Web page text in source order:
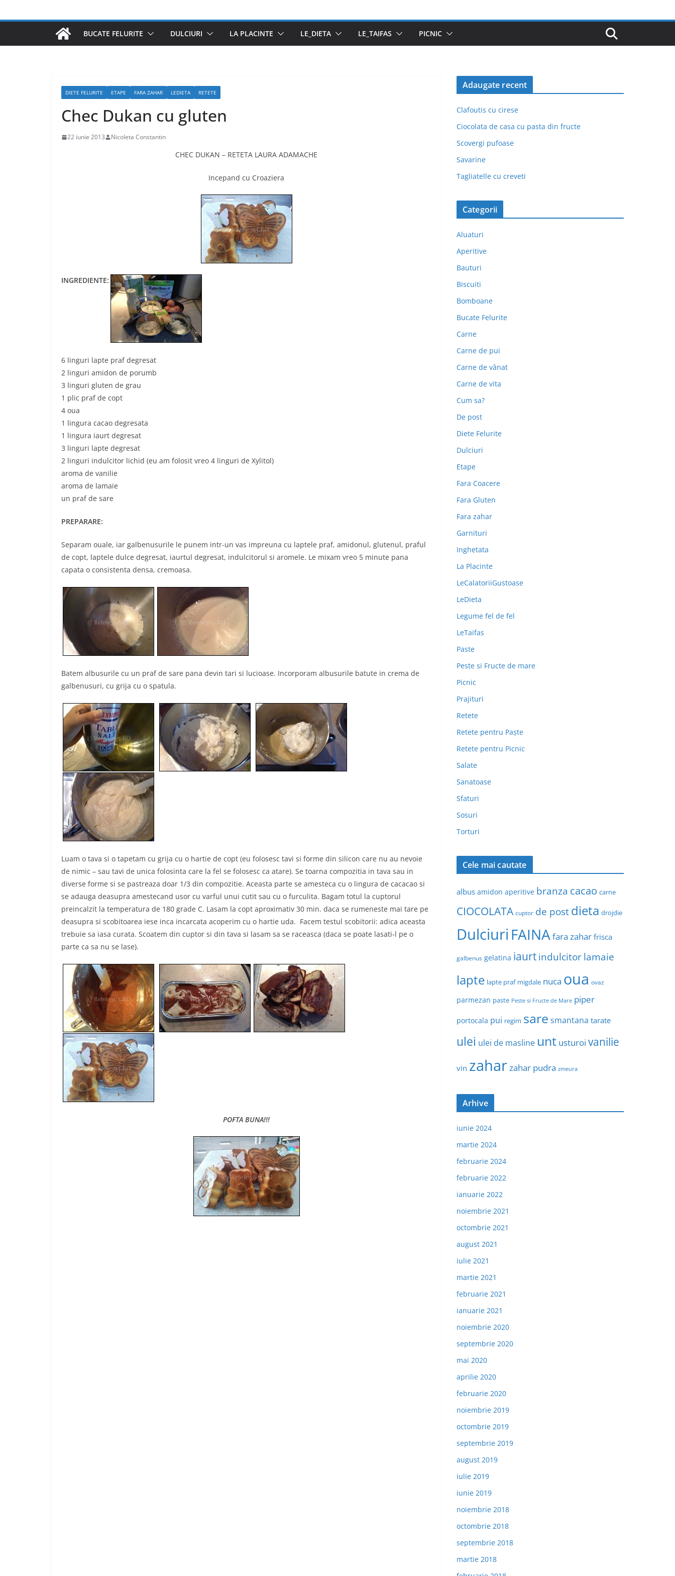
BUCATE FELURITE DULCIURI LA PLACINTE LE_DIETA LE_TAIFAS PICNIC
DIETE FELURITE ETAPE FARA ZAHAR LEDIETA RETETE
Chec Dukan cu gluten
22 iunie 2013 Nicoleta Constantin
CHEC DUKAN – RETETA LAURA ADAMACHE
Incepand cu Croaziera
INGREDIENTE:
6 linguri lapte praf degresat
2 linguri amidon de porumb
3 linguri gluten de grau
1 plic praf de copt
4 oua
1 lingura cacao degresata
1 lingura iaurt degresat
3 linguri lapte degresat
2 linguri indulcitor lichid (eu am folosit vreo 4 linguri de Xylitol)
aroma de vanilie
aroma de lamaie
un praf de sare
PREPARARE:
Separam ouale, iar galbenusurile le punem intr-un vas impreuna cu laptele praf, amidonul, glutenul, praful
de copt, laptele dulce degresat, iaurtul degresat, indulcitorul si aromele. Le mixam vreo 5 minute pana
capata o consistenta densa, cremoasa.
Batem albusurile cu un praf de sare pana devin tari si lucioase. Incorporam albusurile batute in crema de
galbenusuri, cu grija cu o spatula.
Luam o tava si o tapetam cu grija cu o hartie de copt (eu folosesc tavi si forme din silicon care nu au nevoie
de nimic – sau tavi de unica folosinta care la fel se folosesc ca atare). Se toarna compozitia in tava sau in
diverse forme si se pastreaza doar 1/3 din compozitie. Aceasta parte se amesteca cu o lingura de cacacao si
se adauga deasupra amestecand usor cu varful unui cutit sau cu o furculita. Bagam totul la cuptorul
preincalzit la temperatura de 180 grade C. Lasam la copt aproximativ 30 min. daca se rumeneste mai tare pe
deasupra si scobitoarea iese inca incarcata acoperim cu o hartie uda. Facem testul scobitorii: adica aceasta
trebuie sa iasa curata. Scoatem din cuptor si din tava si lasam sa se raceasca (daca se poate lasati-l pe o
parte ca sa nu se lase).
POFTA BUNA!!!
Adaugate recent
Clafoutis cu cirese
Ciocolata de casa cu pasta din fructe
Scovergi pufoase
Savarine
Tagliatelle cu creveti
Categorii
Aluaturi
Aperitive
Bauturi
Biscuiti
Bomboane
Bucate Felurite
Carne
Carne de pui
Carne de vânat
Carne de vita
Cum sa?
De post
Diete Felurite
Dulciuri
Etape
Fara Coacere
Fara Gluten
Fara zahar
Garnituri
Inghetata
La Placinte
LeCalatoriiGustoase
LeDieta
Legume fel de fel
LeTaifas
Paste
Peste si Fructe de mare
Picnic
Prajituri
Retete
Retete pentru Paște
Retete pentru Picnic
Salate
Sanatoase
Sfaturi
Sosuri
Torturi
Cele mai cautate
albus amidon aperitive branza cacao carne
CIOCOLATA cuptor de postdieta drojdie
Dulciuri FAINAfara zahar frisca
galbenus gelatina iaurtindulcitorlamaie
lapte lapte praf migdale nuca oua ovaz
parmezan paste Peste si Fructe de Mare piper
portocala pui regim sare smantana tarate
ulei ulei de masline unt usturoi vanilie
vin zaharzahar pudra zmeura
Arhive
iunie 2024
martie 2024
februarie 2024
februarie 2022
ianuarie 2022
noiembrie 2021
octombrie 2021
august 2021
iulie 2021
martie 2021
februarie 2021
ianuarie 2021
noiembrie 2020
septembrie 2020
mai 2020
aprilie 2020
februarie 2020
noiembrie 2019
octombrie 2019
septembrie 2019
august 2019
iulie 2019
iunie 2019
noiembrie 2018
octombrie 2018
septembrie 2018
martie 2018